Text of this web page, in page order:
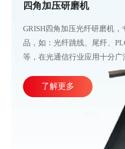
四角加压研磨机
GRISH四角加压光纤研磨机
品，如：光纤跳线、尾纤、
等，在光通信行业应用十分
定，直观的大屏幕设计可使
熟的产线加工方式主要由四台
格的PC、APC、UPC等研磨
了解更多